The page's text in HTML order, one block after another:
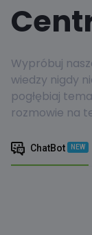
Wypróbuj
wiedzy nigdy
pogłębiaj
rozmowie na
ChatBot NEW